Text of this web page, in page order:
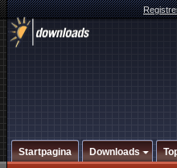
Startpagina Downloads